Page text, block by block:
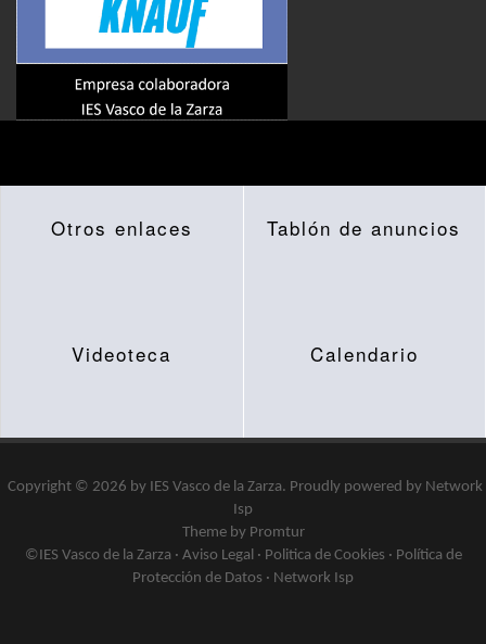
Otros enlaces Tablón de anuncios
Videoteca Calendario
Copyright © 2026 by IES Vasco de la Zarza. Proudly powered by Network
Isp
Theme by Promtur
©IES Vasco de la Zarza · Aviso Legal· Politica de Cookies · Política de
Protección de Datos · Network Isp